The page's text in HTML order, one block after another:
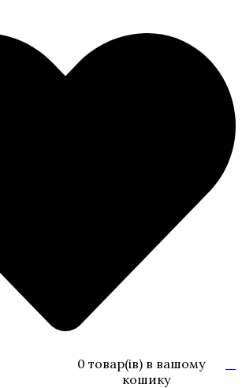
0 товар(ів)в вашому
кошику